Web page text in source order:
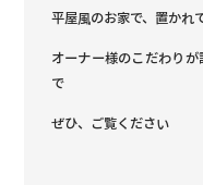
平屋風のお家で、置かれ
オーナー様のこだわり
で
ぜひ、ご覧ください